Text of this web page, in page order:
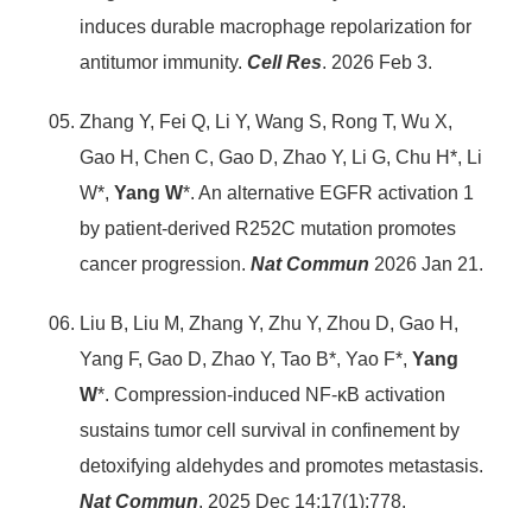
induces durable macrophage repolarization for
antitumor immunity.Cell Res. 2026 Feb 3.
Zhang Y, Fei Q, Li Y, Wang S, Rong T, Wu X,
Gao H, Chen C, Gao D, Zhao Y, Li G, Chu H*, Li
W*,Yang W*. An alternative EGFR activation 1
by patient-derived R252C mutation promotes
cancer progression.Nat Commun 2026 Jan 21.
Liu B, Liu M, Zhang Y, Zhu Y, Zhou D, Gao H,
Yang F, Gao D, Zhao Y, Tao B*, Yao F*,Yang
W*. Compression-induced NF-κB activation
sustains tumor cell survival in confinement by
detoxifying aldehydes and promotes metastasis.
Nat Commun. 2025 Dec 14;17(1):778.